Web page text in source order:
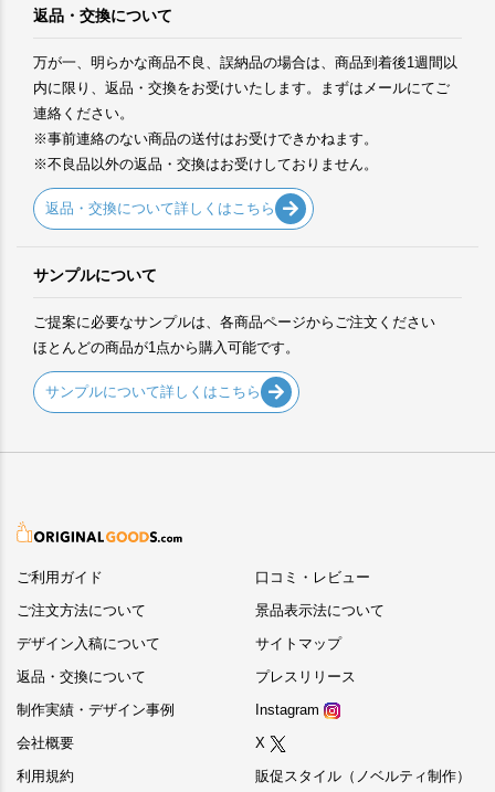
返品・交換について
万が一、明らかな商品不良、誤納品の場合は、商品到着後1週間以
内に限り、返品・交換をお受けいたします。まずはメールにてご
連絡ください。
※事前連絡のない商品の送付はお受けできかねます。
※不良品以外の返品・交換はお受けしておりません。
返品・交換について詳しくはこちら
サンプルについて
ご提案に必要なサンプルは、各商品ページからご注文ください
ほとんどの商品が1点から購入可能です。
サンプルについて詳しくはこちら
ご利用ガイド
ご注文方法について
デザイン入稿について
返品・交換について
制作実績・デザイン事例
会社概要
利用規約
口コミ・レビュー
景品表示法について
サイトマップ
プレスリリース
Instagram
X
販促スタイル（ノベルティ制作）